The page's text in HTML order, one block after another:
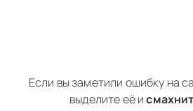
Если вы заметили ошибку на
выделите её и